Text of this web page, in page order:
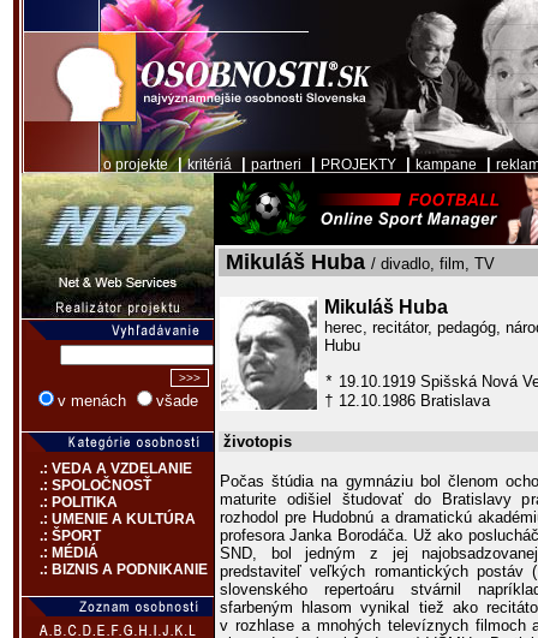
o projekte|kritériá partneri PROJEKTY kampane
v menách všade
.: VEDA A VZDELANIE
.: SPOLOČNOSŤ
.: POLITIKA
.: UMENIE A KULTÚRA
.: ŠPORT
.: MÉDIÁ
.: BIZNIS A PODNIKANIE
Mikuláš Huba / divadlo, film, TV
Mikuláš Huba
herec, recitátor, pedagóg,
Hubu
* 19.10.1919 Spišská Nová
† 12.10.1986 Bratislava
životopis
Počas štúdia na gymnáziu bol členom
maturite odišiel študovať do Bratislavy
rozhodol pre Hudobnú a dramatickú
profesora Janka Borodáča. Už ako
SND, bol jedným z jej
predstaviteľ veľkých romantických postáv
slovenského repertoáru stvárnil
sfarbeným hlasom vynikal tiež ako
v rozhlase a mnohých televíznych filmoch